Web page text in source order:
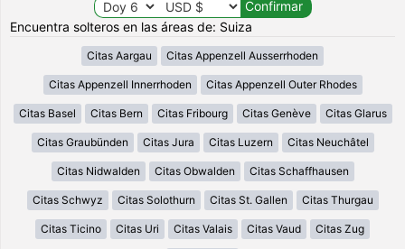
Encuentra solteros en las áreas de: Suiza
Citas Aargau Citas Appenzell Ausserrhoden
Citas Appenzell Innerrhoden Citas Appenzell Outer Rhodes
Citas Basel Citas Bern Citas Fribourg Citas Genève Citas Glarus
Citas Graubünden Citas Jura Citas Luzern Citas Neuchâtel
Citas Nidwalden Citas Obwalden Citas Schaffhausen
Citas Schwyz Citas Solothurn Citas St. Gallen Citas Thurgau
Citas Ticino Citas Uri Citas Valais Citas Vaud Citas Zug